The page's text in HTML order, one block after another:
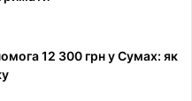
12 300 грн у Сумах: як